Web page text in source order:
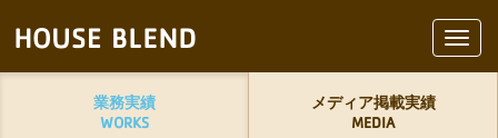
業務実績
WORKS
メディア掲載実績
MEDIA